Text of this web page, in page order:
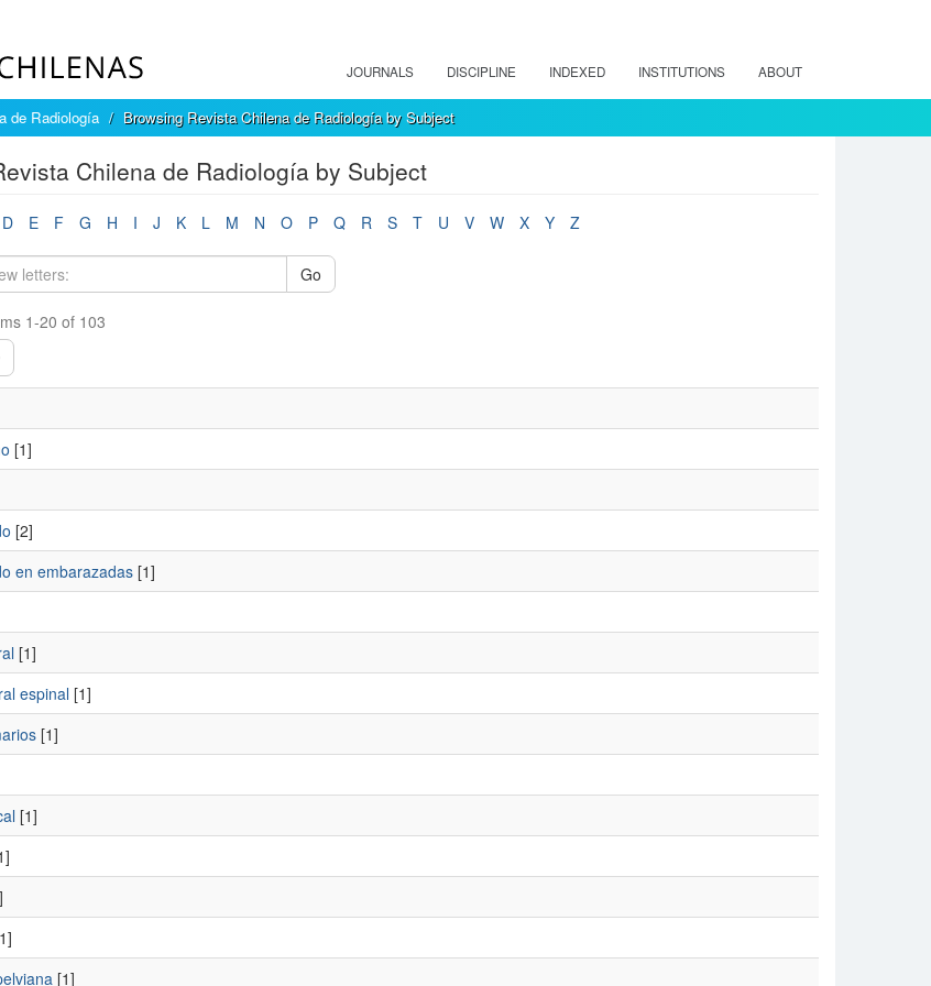
JOURNALS DISCIPLINE INDEXED INSTITUTIONS ABOUT
de Radiología Browsing Revista Chilena de Radiología by Subject
Chilena de Radiología by Subject
D E F G H I J K L M N O P Q R S T U V W X Y Z
Go
1-20 of 103
[1]
[2]
en embarazadas[1]
[1]
espinal[1]
[1]
[1]
[1]